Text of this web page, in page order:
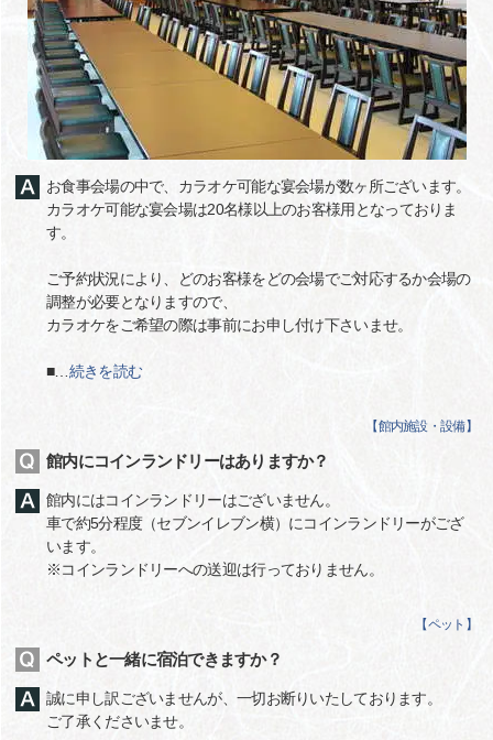
お食事会場の中で、カラオケ可能な宴会場が数ヶ所ございます。
カラオケ可能な宴会場は20名様以上のお客様用となっておりま
す。
ご予約状況により、どのお客様をどの会場でご対応するか会場の
調整が必要となりますので、
カラオケをご希望の際は事前にお申し付け下さいませ。
■… 続きを読む
【館内施設・設備】
館内にコインランドリーはありますか？
館内にはコインランドリーはございません。
車で約5分程度（セブンイレブン横）にコインランドリーがござ
います。
※コインランドリーへの送迎は行っておりません。
【ペット 】
ペットと一緒に宿泊できますか？
誠に申し訳ございませんが、一切お断りいたしております。
ご了承くださいませ。